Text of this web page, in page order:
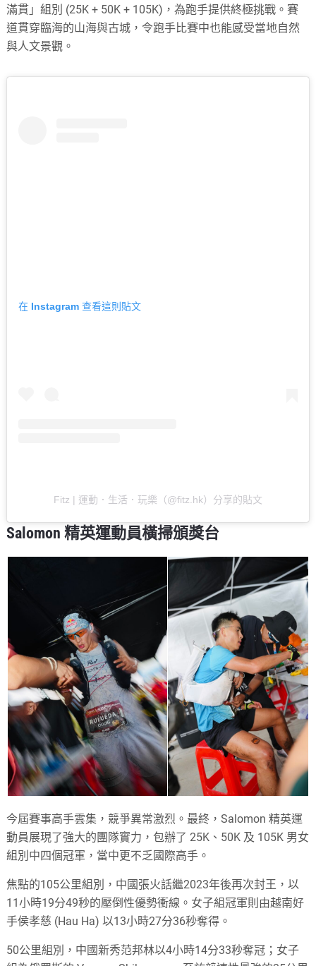
滿貫」組別 (25K + 50K + 105K)，為跑手提供終極挑戰。賽
道貫穿臨海的山海與古城，令跑手比賽中也能感受當地自然
與人文景觀。
在 Instagram 查看這則貼文
Fitz | 運動．生活．玩樂（@fitz.hk）分享的貼文
Salomon 精英運動員橫掃頒獎台
今屆賽事高手雲集，競爭異常激烈。最終，Salomon 精英運
動員展現了強大的團隊實力，包辦了 25K、50K 及 105K 男女
組別中四個冠軍，當中更不乏國際高手。
焦點的105公里組別，中國張火話繼2023年後再次封王，以
11小時19分49秒的壓倒性優勢衝線。女子組冠軍則由越南好
手侯孝慈 (Hau Ha) 以13小時27分36秒奪得。
50公里組別，中國新秀范邦林以4小時14分33秒奪冠；女子